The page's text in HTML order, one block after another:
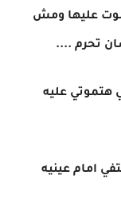
عليها ومش
تحرم ....
هتموتي عليه
امام عينيه